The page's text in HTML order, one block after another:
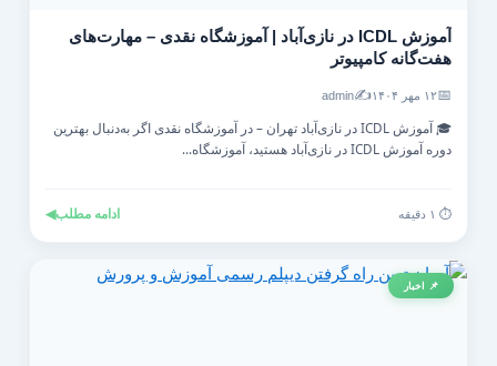
آموزش ICDL در نازی‌آباد | آموزشگاه نقدی – مهارت‌های
هفت‌گانه کامپیوتر
۱۲ مهر ۱۴۰۴ ✍️
admin
🎓 آموزش ICDL در نازی‌آباد تهران – در آموزشگاه نقدی اگر به‌دنبال بهترین
دوره آموزش ICDL در نازی‌آباد هستید، آموزشگاه...
ادامه مطلب◀
📌 اخبار